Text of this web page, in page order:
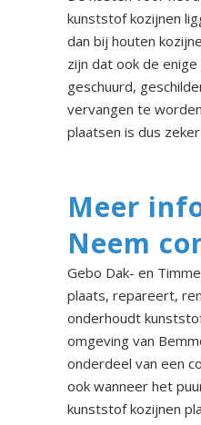
kunststof kozijnen
dan bij houten
zijn dat ook de
geschuurd,
vervangen te
plaatsen is dus
Meer
Neem
Gebo Dak- en
plaats, repareert,
onderhoudt
omgeving van
onderdeel van een
ook wanneer het
kunststof kozijnen